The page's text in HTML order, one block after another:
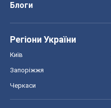
Блоги
Регіони України
Київ
Запоріжжя
Черкаси